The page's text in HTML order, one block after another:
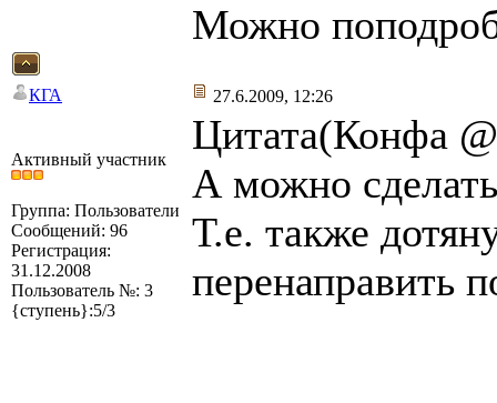
Можно
КГА 27.6.2009, 12:26
Активный участник
Группа: Пользователи
Сообщений: 96
Регистрация:
31.12.2008
Пользователь №: 3
{ступень}:5/3
Цитата(Конфа
А можно
Т.е. также
перенаправить